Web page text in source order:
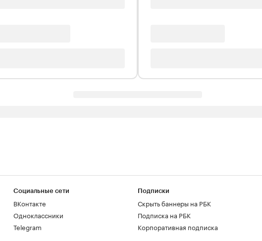
Социальные сети
ВКонтакте
Одноклассники
Telegram
Подписки
Скрыть баннеры на РБК
Подписка на РБК
Корпоративная подписка